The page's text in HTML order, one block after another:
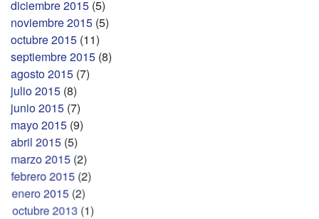
diciembre 2015 (5)
noviembre 2015 (5)
octubre 2015 (11)
septiembre 2015 (8)
agosto 2015 (7)
julio 2015 (8)
junio 2015 (7)
mayo 2015 (9)
abril 2015 (5)
marzo 2015 (2)
febrero 2015 (2)
enero 2015(2)
octubre 2013(1)